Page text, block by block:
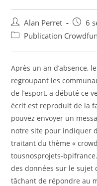
Auteur/autrice
de
Alan Perret
Post6
PostPublication
Après un an d’absence,
regroupant les
de l’esport, a débuté ce
écrit est reproduit de la
pouvez envoyer un
notre site pour indiquer
traitant du thème «
tousnosprojets-
des données sur le
tâchant de répondre au